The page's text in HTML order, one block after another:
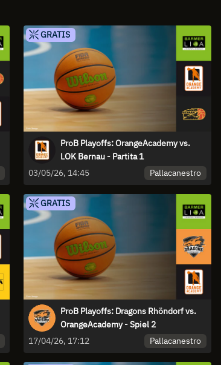
GRATIS
ProB Playoffs: OrangeAcademy vs.
LOK Bernau - Partita 1
03/05/26, 14:45
Pallacanestro
GRATIS
ProB Playoffs: Dragons Rhöndorf vs.
OrangeAcademy - Spiel 2
17/04/26, 17:12
Pallacanestro